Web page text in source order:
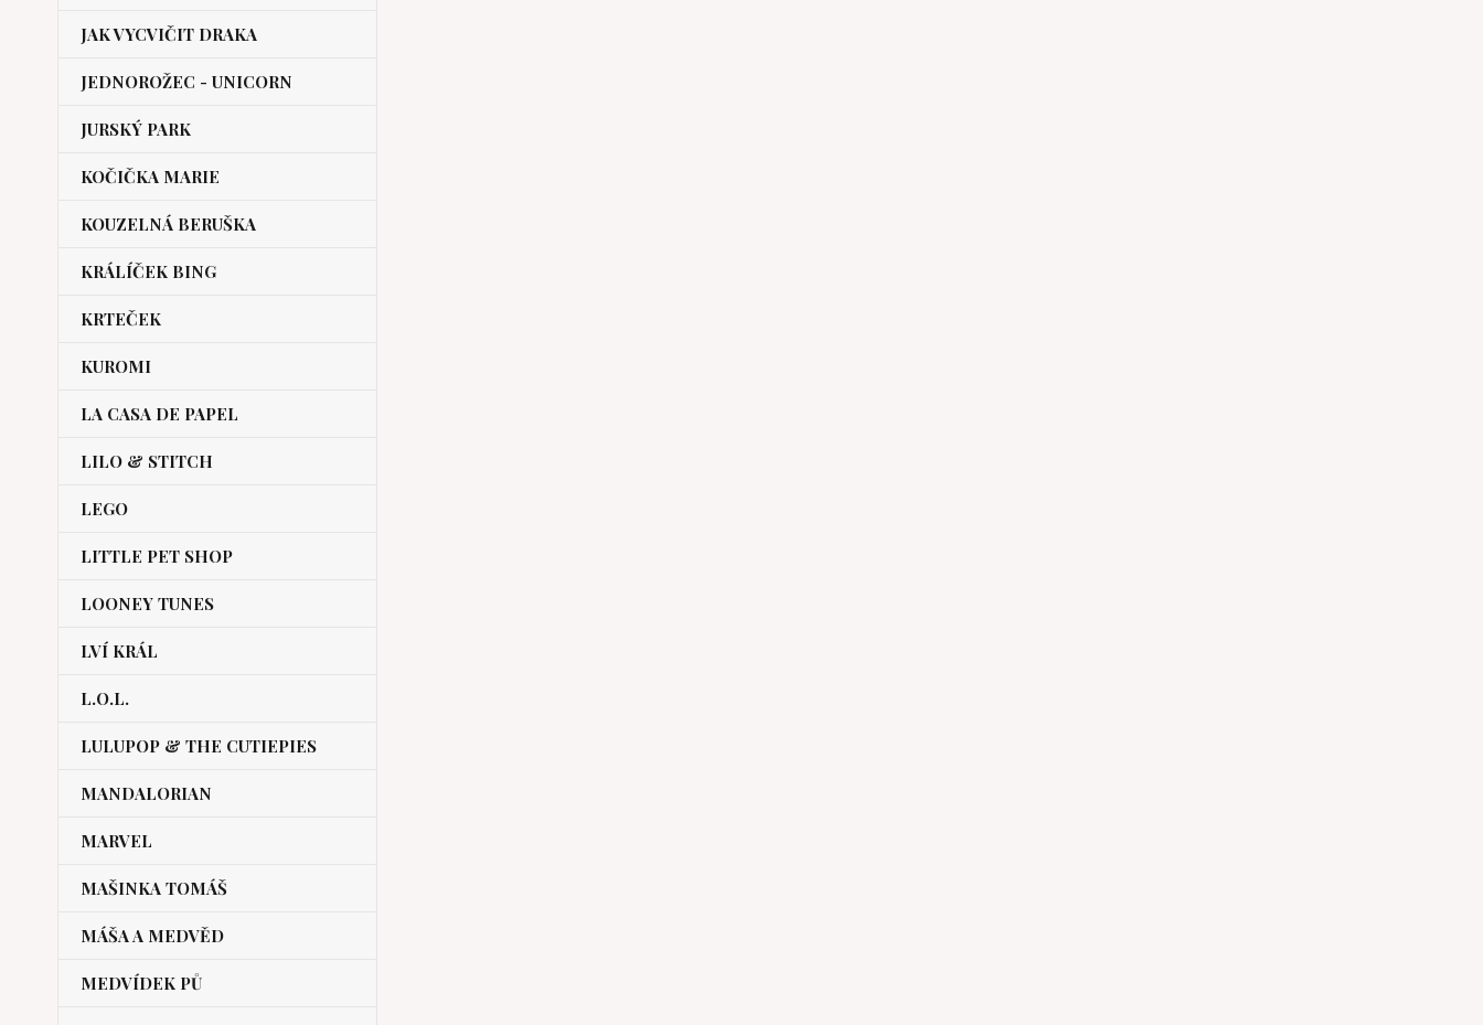
JAK VYCVIČIT DRAKA
JEDNOROŽEC - UNICORN
JURSKÝ PARK
KOČIČKA MARIE
KOUZELNÁ BERUŠKA
KRÁLÍČEK BING
KRTEČEK
KUROMI
LA CASA DE PAPEL
LILO & STITCH
LEGO
LITTLE PET SHOP
LOONEY TUNES
LVÍ KRÁL
L.O.L.
LULUPOP & THE CUTIEPIES
MANDALORIAN
MARVEL
MAŠINKA TOMÁŠ
MÁŠA A MEDVĚD
MEDVÍDEK PŮ